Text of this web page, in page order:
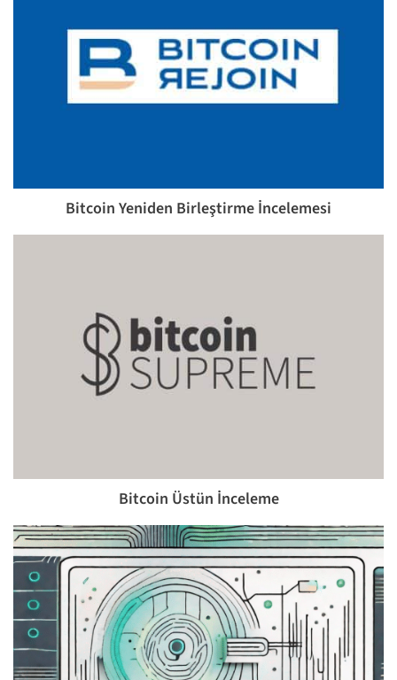
Bitcoin Yeniden Birleştirme İncelemesi
Bitcoin Üstün İnceleme